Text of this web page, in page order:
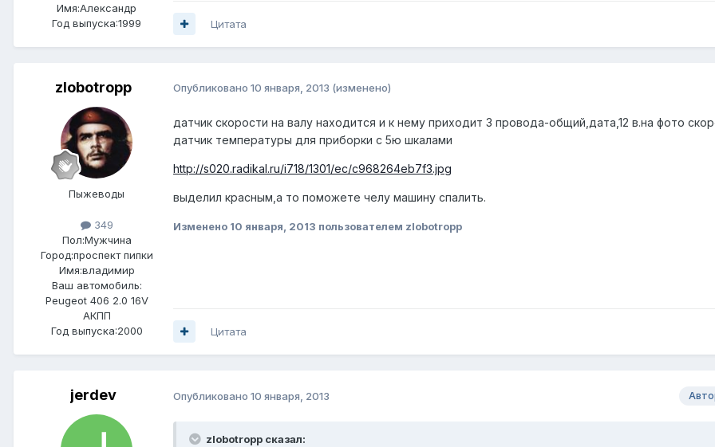
Имя:Александр
Год выпуска:1999
Цитата
zlobotropp
Пыжеводы
349
Пол:Мужчина
Город:проспект пипки
Имя:владимир
Ваш автомобиль:
Peugeot 406 2.0 16V
АКПП
Год выпуска:2000
Опубликовано 10 января, 2013 (изменено)
датчик скорости на валу находится и к нему приходит 3 провода-общий,дата,12 в.на фото
датчик температуры для приборки с 5ю шкалами
http://s020.radikal.ru/i718/1301/ec/c968264eb7f3.jpg
выделил красным,а то поможете челу машину спалить.
Изменено 10 января, 2013 пользователем zlobotropp
Цитата
jerdev Опубликовано 10 января, 2013
zlobotropp сказал: